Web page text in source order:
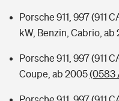
Porsche 911, 997 (911
kW, Benzin, Cabrio, ab
Porsche 911, 997 (911
Coupe, ab 2005(0583